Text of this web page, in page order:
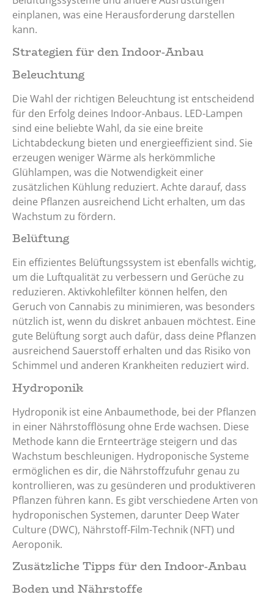
einplanen, was eine Herausforderung darstellen
kann.
Strategien für den Indoor-Anbau
Beleuchtung
Die Wahl der richtigen Beleuchtung ist entscheidend
für den Erfolg deines Indoor-Anbaus. LED-Lampen
sind eine beliebte Wahl, da sie eine breite
Lichtabdeckung bieten und energieeffizient sind. Sie
erzeugen weniger Wärme als herkömmliche
Glühlampen, was die Notwendigkeit einer
zusätzlichen Kühlung reduziert. Achte darauf, dass
deine Pflanzen ausreichend Licht erhalten, um das
Wachstum zu fördern.
Belüftung
Ein effizientes Belüftungssystem ist ebenfalls wichtig,
um die Luftqualität zu verbessern und Gerüche zu
reduzieren. Aktivkohlefilter können helfen, den
Geruch von Cannabis zu minimieren, was besonders
nützlich ist, wenn du diskret anbauen möchtest. Eine
gute Belüftung sorgt auch dafür, dass deine Pflanzen
ausreichend Sauerstoff erhalten und das Risiko von
Schimmel und anderen Krankheiten reduziert wird.
Hydroponik
Hydroponik ist eine Anbaumethode, bei der Pflanzen
in einer Nährstofflösung ohne Erde wachsen. Diese
Methode kann die Ernteerträge steigern und das
Wachstum beschleunigen. Hydroponische Systeme
ermöglichen es dir, die Nährstoffzufuhr genau zu
kontrollieren, was zu gesünderen und produktiveren
Pflanzen führen kann. Es gibt verschiedene Arten von
hydroponischen Systemen, darunter Deep Water
Culture (DWC), Nährstoff-Film-Technik (NFT) und
Aeroponik.
Zusätzliche Tipps für den Indoor-Anbau
Boden und Nährstoffe